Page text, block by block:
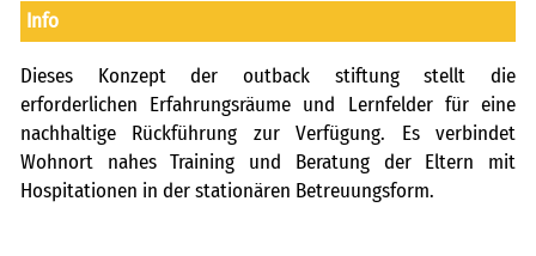
Info
Dieses Konzept der outback stiftung stellt die
erforderlichen Erfahrungsräume und Lernfelder für eine
nachhaltige Rückführung zur Verfügung. Es verbindet
Wohnort nahes Training und Beratung der Eltern mit
Hospitationen in der stationären Betreuungsform.